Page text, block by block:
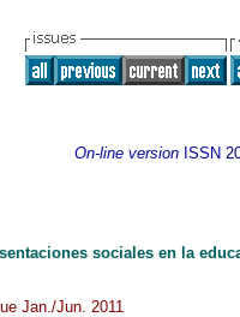
On-line version ISSN
sociales en la
Jan./Jun. 2011